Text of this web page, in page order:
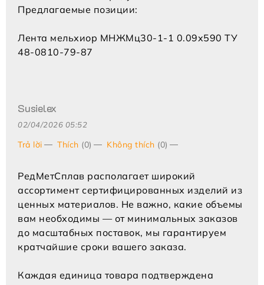
Предлагаемые позиции:
Лента мельхиор МНЖМц30-1-1 0.09x590 ТУ
48-0810-79-87
Susielex
02/04/2026 05:52
Trả lời Thích (0) Không thích (0)
РедМетСплав располагает широкий
ассортимент сертифицированных изделий из
ценных материалов. Не важно, какие объемы
вам необходимы — от минимальных заказов
до масштабных поставок, мы гарантируем
кратчайшие сроки вашего заказа.
Каждая единица товара подтверждена